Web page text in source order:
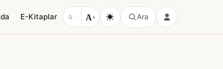
E-Kitaplar A − A+ Ara